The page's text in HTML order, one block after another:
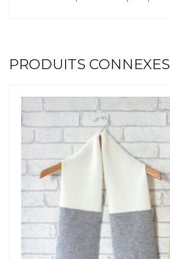
PRODUITS CONNEXES